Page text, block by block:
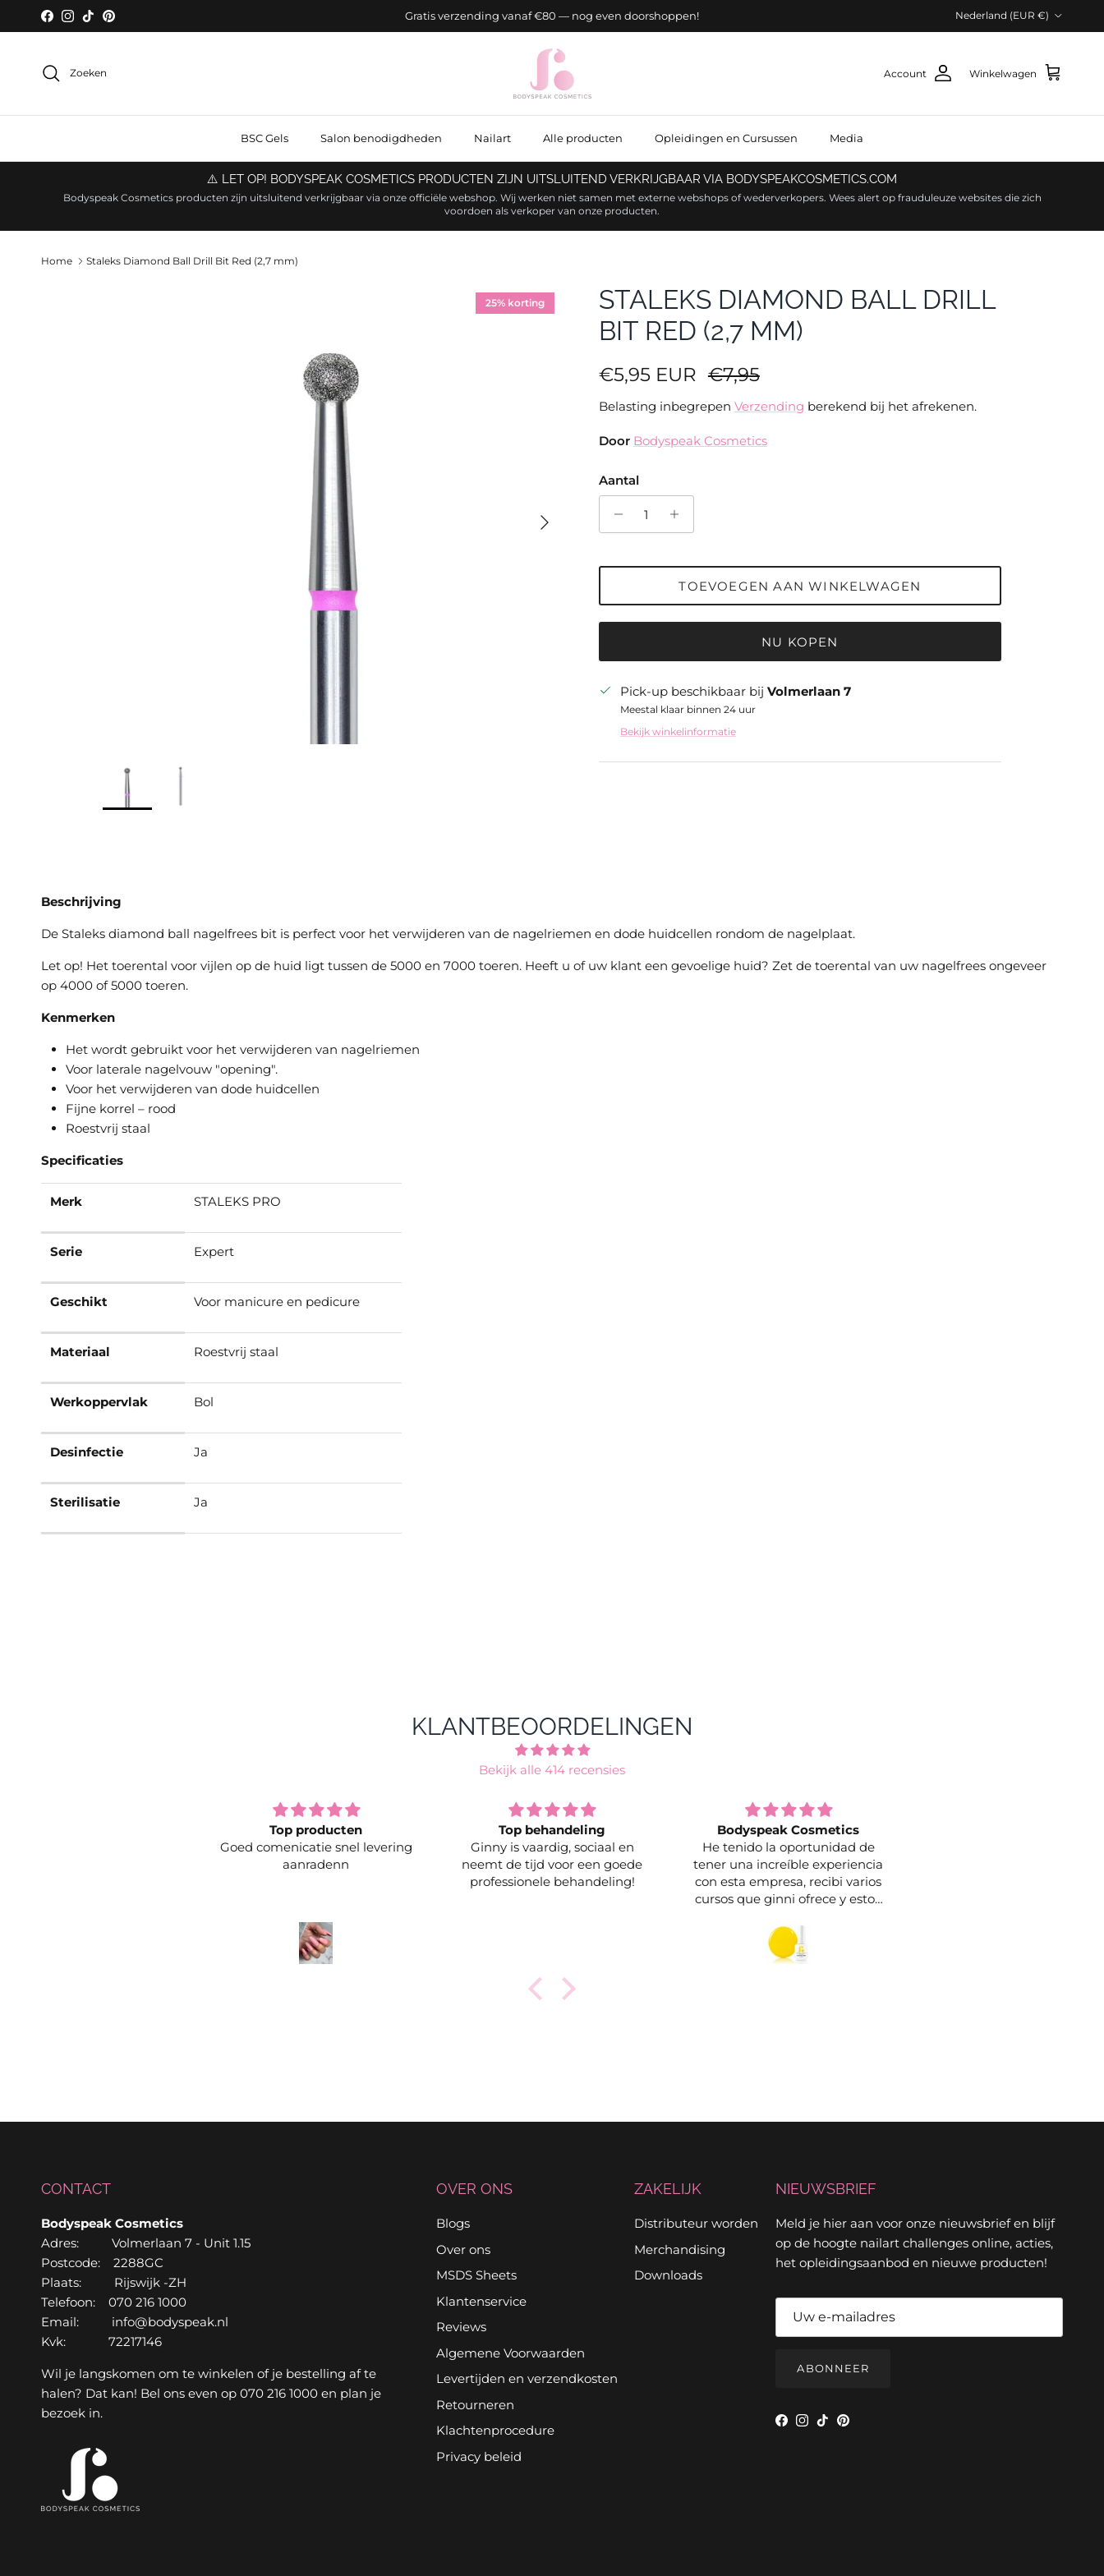
Ga naar inhoud
Facebook
Instagram
TikTokPinterest Gratis verzending vanaf €80 — nog even doorshoppen! Nederland (EUR €)
Zoeken Account Winkelwagen
BSC Gels Salon benodigdheden Nailart Alle producten Opleidingen en Cursussen Media
⚠️ LET OP! BODYSPEAK COSMETICS PRODUCTEN ZIJN UITSLUITEND VERKRIJGBAAR VIA BODYSPEAKCOSMETICS.COM
Bodyspeak Cosmetics producten zijn uitsluitend verkrijgbaar via onze officiële webshop. Wij werken niet samen met externe webshops of wederverkopers. Wees alert op frauduleuze websites die zich
voordoen als verkoper van onze producten.
Home Staleks Diamond Ball Drill Bit Red (2,7 mm)
Volgende
25% korting
STALEKS DIAMOND BALL DRILL
BIT RED (2,7 MM)
Verkoopprijs
€5,95 EUR Reguliere prijs
€7,95
Belasting inbegrepen Verzending berekend bij het afrekenen.
Door Bodyspeak Cosmetics
Aantal
TOEVOEGEN AAN WINKELWAGEN
NU KOPEN
Pick-up beschikbaar bij Volmerlaan 7
Meestal klaar binnen 24 uur
Bekijk winkelinformatie
Beschrijving
De Staleks diamond ball nagelfrees bit is perfect voor het verwijderen van de nagelriemen en dode huidcellen rondom de nagelplaat.
Let op! Het toerental voor vijlen op de huid ligt tussen de 5000 en 7000 toeren. Heeft u of uw klant een gevoelige huid? Zet de toerental van uw nagelfrees ongeveer
op 4000 of 5000 toeren.
Kenmerken
Het wordt gebruikt voor het verwijderen van nagelriemen
Voor laterale nagelvouw "opening".
Voor het verwijderen van dode huidcellen
Fijne korrel – rood
Roestvrij staal
Specificaties
Merk STALEKS PRO
Serie Expert
Geschikt Voor manicure en pedicure
Materiaal Roestvrij staal
Werkoppervlak Bol
Desinfectie Ja
Sterilisatie Ja
KLANTBEOORDELINGEN
Bekijk alle 414 recensies
Top producten
Goed comenicatie snel levering
aanradenn
Top behandeling
Ginny is vaardig, sociaal en
neemt de tijd voor een goede
professionele behandeling!
Bodyspeak Cosmetics
He tenido la oportunidad de
tener una increíble experiencia
con esta empresa, recibi varios
cursos que ginni ofrece y estoy
aprendí y con todos sus
productos, la calidad de los
geles y la variedad de colores
CONTACT
Bodyspeak Cosmetics
Adres: Volmerlaan 7 - Unit 1.15
Postcode: 2288GC
Plaats: Rijswijk -ZH
Telefoon: 070 216 1000
Email: info@bodyspeak.nl
Kvk: 72217146
Wil je langskomen om te winkelen of je bestelling af te
halen? Dat kan! Bel ons even op 070 216 1000 en plan je
bezoek in.
OVER ONS
Blogs
Over ons
MSDS Sheets
Klantenservice
Reviews
Algemene Voorwaarden
Levertijden en verzendkosten
Retourneren
Klachtenprocedure
Privacy beleid
ZAKELIJK
Distributeur worden
Merchandising
Downloads
NIEUWSBRIEF
Meld je hier aan voor onze nieuwsbrief en blijf
op de hoogte nailart challenges online, acties,
het opleidingsaanbod en nieuwe producten!
ABONNEER
Facebook
Instagram
TikTokPinterest